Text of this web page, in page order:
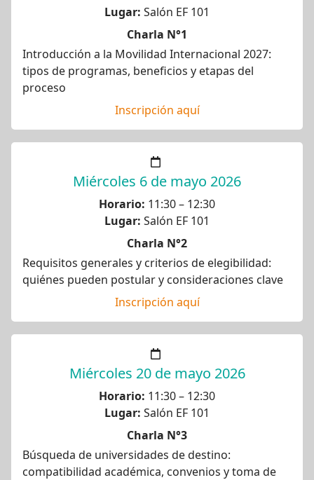
Lugar: Salón EF 101
Charla N°1
Introducción a la Movilidad Internacional 2027:
tipos de programas, beneficios y etapas del
proceso
Inscripción aquí
Miércoles 6 de mayo 2026
Horario: 11:30 – 12:30
Lugar: Salón EF 101
Charla N°2
Requisitos generales y criterios de elegibilidad:
quiénes pueden postular y consideraciones clave
Inscripción aquí
Miércoles 20 de mayo 2026
Horario: 11:30 – 12:30
Lugar: Salón EF 101
Charla N°3
Búsqueda de universidades de destino:
compatibilidad académica, convenios y toma de